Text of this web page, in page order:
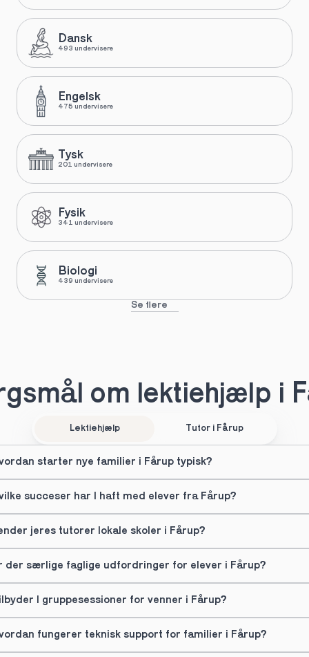
Dansk
493 undervisere
Engelsk
475 undervisere
Tysk
201 undervisere
Fysik
341 undervisere
Biologi
439 undervisere
Se flere
om lektiehjælp i
Lektiehjælp Tutor i Fårup
starter nye familier i Fårup typisk?
succeser har I haft med elever fra Fårup?
jeres tutorer lokale skoler i Fårup?
der særlige faglige udfordringer for elever i Fårup?
I gruppesessioner for venner i Fårup?
fungerer teknisk support for familier i Fårup?